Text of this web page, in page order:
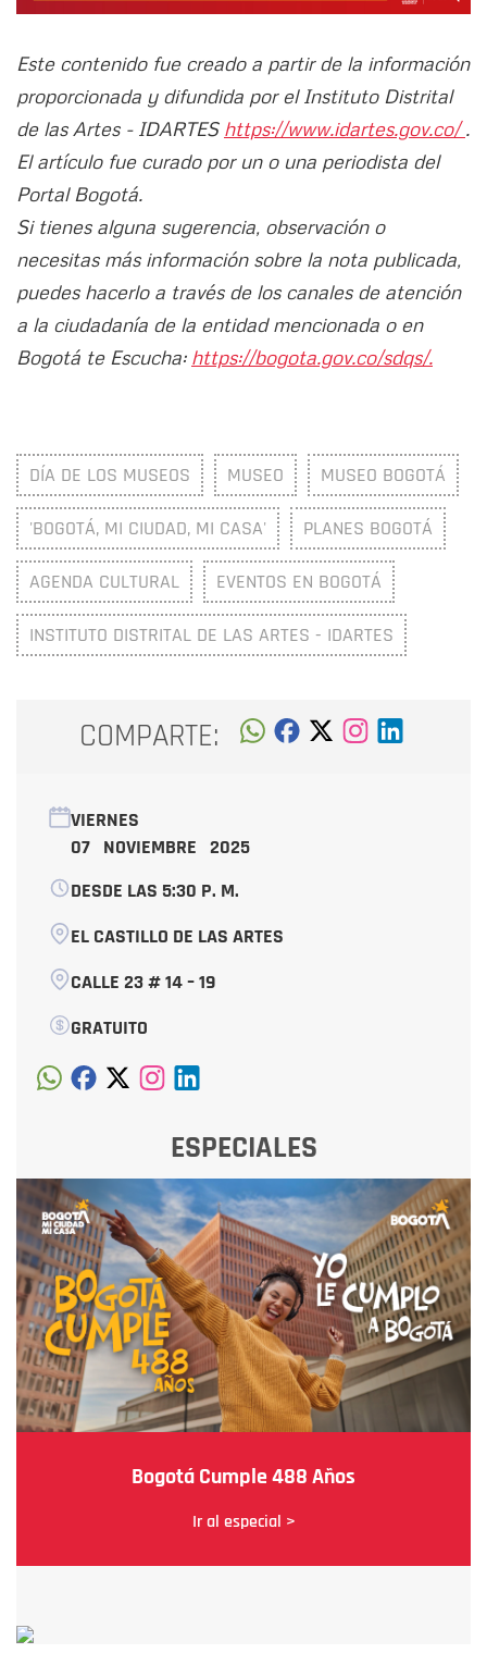
Este contenido fue creado a partir de la información
proporcionada y difundida por el Instituto Distrital
de las Artes - IDARTES https://www.idartes.gov.co/.
El artículo fue curado por un o una periodista del
Portal Bogotá.
Si tienes alguna sugerencia, observación o
necesitas más información sobre la nota publicada,
puedes hacerlo a través de los canales de atención
a la ciudadanía de la entidad mencionada o en
Bogotá te Escucha: https://bogota.gov.co/sdqs/.
DÍA DE LOS MUSEOS MUSEO MUSEO BOGOTÁ
'BOGOTÁ, MI CIUDAD, MI CASA' PLANES BOGOTÁ
AGENDA CULTURAL EVENTOS EN BOGOTÁ
INSTITUTO DISTRITAL DE LAS ARTES - IDARTES
COMPARTE:
VIERNES
07 NOVIEMBRE 2025
DESDE LAS 5:30 P. M.
EL CASTILLO DE LAS ARTES
CALLE 23 # 14 – 19
GRATUITO
ESPECIALES
Bogotá Cumple 488 Años
Ir al especial >